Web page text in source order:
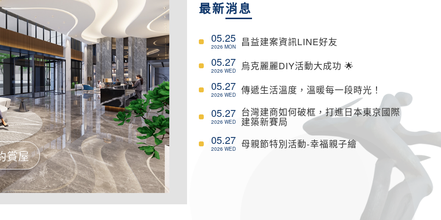
賞屋
最新消息
05.25
2026 MON 昌益建案資訊LINE好友
05.27
2026 WED 烏克麗麗DIY活動大成功 🌟
05.27
2026 WED 傳遞生活溫度，溫暖每一段時光！
05.27
2026 WED
台灣建商如何破框，打進日本東京國際
建築新賽局
05.27
2026 WED 母親節特別活動-幸福親子繪